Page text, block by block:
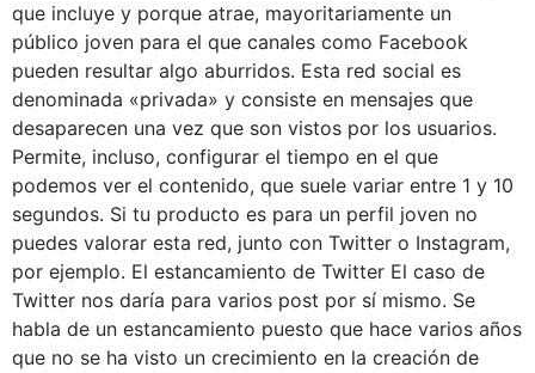
que incluye y porque atrae, mayoritariamente un
público joven para el que canales como Facebook
pueden resultar algo aburridos. Esta red social es
denominada «privada» y consiste en mensajes que
desaparecen una vez que son vistos por los usuarios.
Permite, incluso, configurar el tiempo en el que
podemos ver el contenido, que suele variar entre 1 y 10
segundos. Si tu producto es para un perfil joven no
puedes valorar esta red, junto con Twitter o Instagram,
por ejemplo. El estancamiento de Twitter El caso de
Twitter nos daría para varios post por sí mismo. Se
habla de un estancamiento puesto que hace varios años
que no se ha visto un crecimiento en la creación de